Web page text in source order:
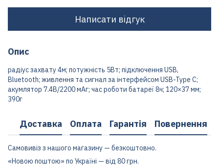
Написати відгук
Опис
радіус захвату 4м; потужність 5Вт; підключення USB,
Bluetooth; живлення та сигнал за інтерфейсом USB-Type C;
акумлятор 7.4В/2200 мАг; час роботи батареї 8ч; 120×37 мм;
390г
Доставка Оплата Гарантія Повернення
Самовивіз з нашого магазину — безкоштовно.
«Новою поштою» по Україні — від 80 грн.